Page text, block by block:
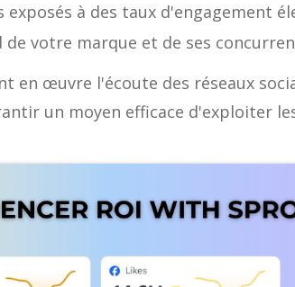
à des taux d'engagement
votre marque et de ses
en œuvre l'écoute des réseaux
un moyen efficace d'exploiter